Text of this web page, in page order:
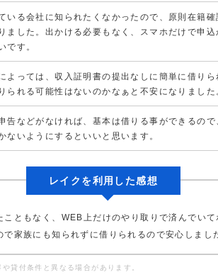
いる会社に知られたくなかったので、原則在籍
ました。出かける必要もなく、スマホだけで申込
です。
よっては、収入証明書の提出なしに簡単に借り
られる可能性はないのかなぁと不安になりました
告などがなければ、基本は借りる事ができるの
ないようにするといいと思います。
レイクを利用した感想
ともなく、WEB上だけのやり取りで済んでい
家族にも知られずに借りられるので安心しまし
貸付条件と異なる場合があります。